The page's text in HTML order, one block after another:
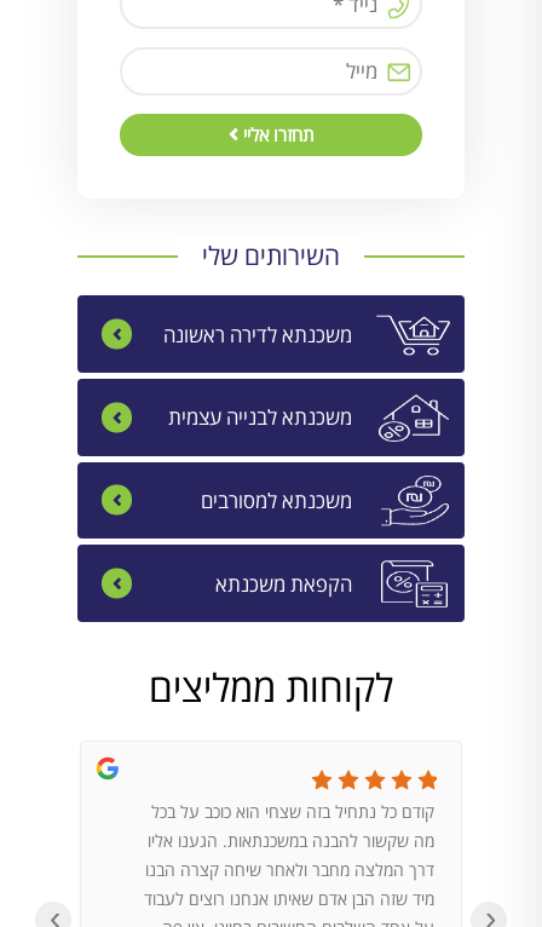
תחזרו אליי
השירותים שלי
משכנתא לדירה ראשונה
משכנתא לבנייה עצמית
משכנתא למסורבים
הקפאת משכנתא
לקוחות ממליצים
קודם כל נתחיל בזה שצחי הוא כוכב על בכל
מה שקשור להבנה במשכנתאות. הגענו אליו
דרך המלצה מחבר ולאחר שיחה קצרה הבנו
מיד שזה הבן אדם שאיתו אנחנו רוצים לעבוד
‹ ›